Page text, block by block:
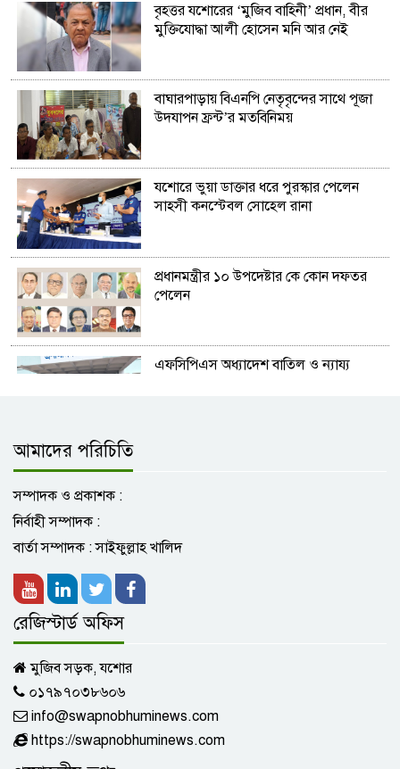
বৃহত্তর যশোরের ‘মুজিব বাহিনী’ প্রধান, বীর
মুক্তিযোদ্ধা আলী হোসেন মনি আর নেই
বাঘারপাড়ায় বিএনপি নেতৃবৃন্দের সাথে পূজা
উদযাপন ফ্রন্ট’র মতবিনিময়
যশোরে ভুয়া ডাক্তার ধরে পুরস্কার পেলেন
সাহসী কনস্টেবল সোহেল রানা
প্রধানমন্ত্রীর ১০ উপদেষ্টার কে কোন দফতর
পেলেন
এফসিপিএস অধ্যাদেশ বাতিল ও ন্যায্য
যশোরে মাদকদ্রব্য নিয়ন্ত্রণ অধিদপ্তর অভিযানে
শহীদ সাংবাদিক শামছুর রহমান কেবল’র
হত্যা বার্ষিকীতে আলোচনা ও দোয়া মাহফিল
আমাদের পরিচিতি
সম্পাদক ও প্রকাশক :
নির্বাহী সম্পাদক :
বার্তা সম্পাদক : সাইফুল্লাহ খালিদ
রেজিস্টার্ড অফিস
মুজিব সড়ক, যশোর
০১৭৯৭০৩৮৬০৬
info@swapnobhuminews.com
https://swapnobhuminews.com